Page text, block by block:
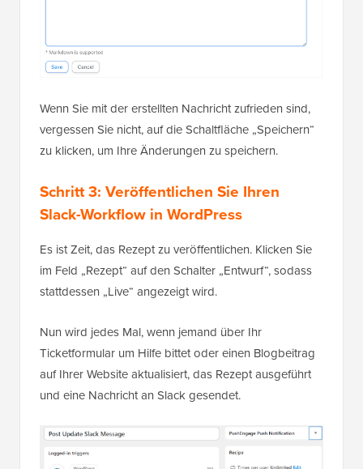
Wenn Sie mit der erstellten Nachricht zufrieden sind,
vergessen Sie nicht, auf die Schaltfläche „Speichern“
zu klicken, um Ihre Änderungen zu speichern.
Schritt 3: Veröffentlichen Sie Ihren
Slack-Workflow in WordPress
Es ist Zeit, das Rezept zu veröffentlichen. Klicken Sie
im Feld „Rezept“ auf den Schalter „Entwurf“, sodass
stattdessen „Live“ angezeigt wird.
Nun wird jedes Mal, wenn jemand über Ihr
Ticketformular um Hilfe bittet oder einen Blogbeitrag
auf Ihrer Website aktualisiert, das Rezept ausgeführt
und eine Nachricht an Slack gesendet.